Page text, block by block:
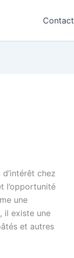
Contact
chez
l’opportunité
une
il existe une
et autres